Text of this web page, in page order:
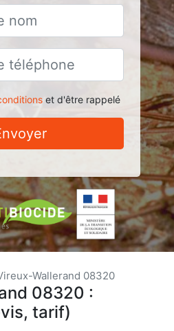
et d'être rappelé
Wallerand 08320
08320 :
tarif)